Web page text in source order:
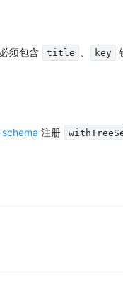
须包含 title key
注册